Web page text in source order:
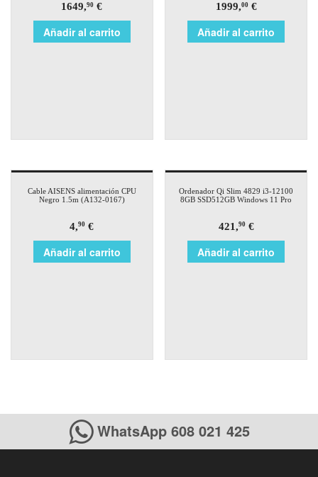
1649,90 €
Añadir al carrito
1999,00€
Añadir al carrito
Cable AISENS alimentación CPU
Negro 1.5m (A132-0167)
4,90 €
Añadir al carrito
Ordenador Qi Slim 4829 i3-12100
8GB SSD512GB Windows 11 Pro
421,90€
Añadir al carrito
WhatsApp 608 021 425